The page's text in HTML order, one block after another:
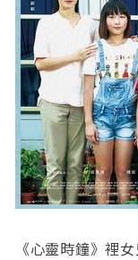
《心靈時鐘》裡